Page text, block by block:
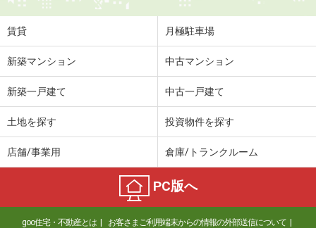
賃貸 月極駐車場
新築マンション 中古マンション
新築一戸建て 中古一戸建て
土地を探す 投資物件を探す
店舗/事業用 倉庫/トランクルーム
PC版へ
goo住宅・不動産とは お客さまご利用端末からの情報の外部送信について